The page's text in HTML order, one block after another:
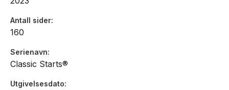
Antall sider
160
Serienavn
Classic Starts®
Utgivelsesdato